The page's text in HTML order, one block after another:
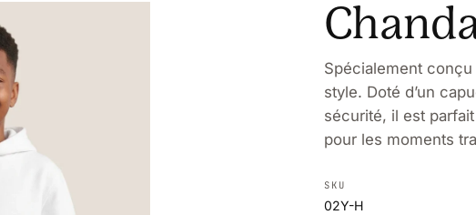
Spécialement
style. Doté d’un
sécurité, il est
pour les moments
SKU
02Y-H